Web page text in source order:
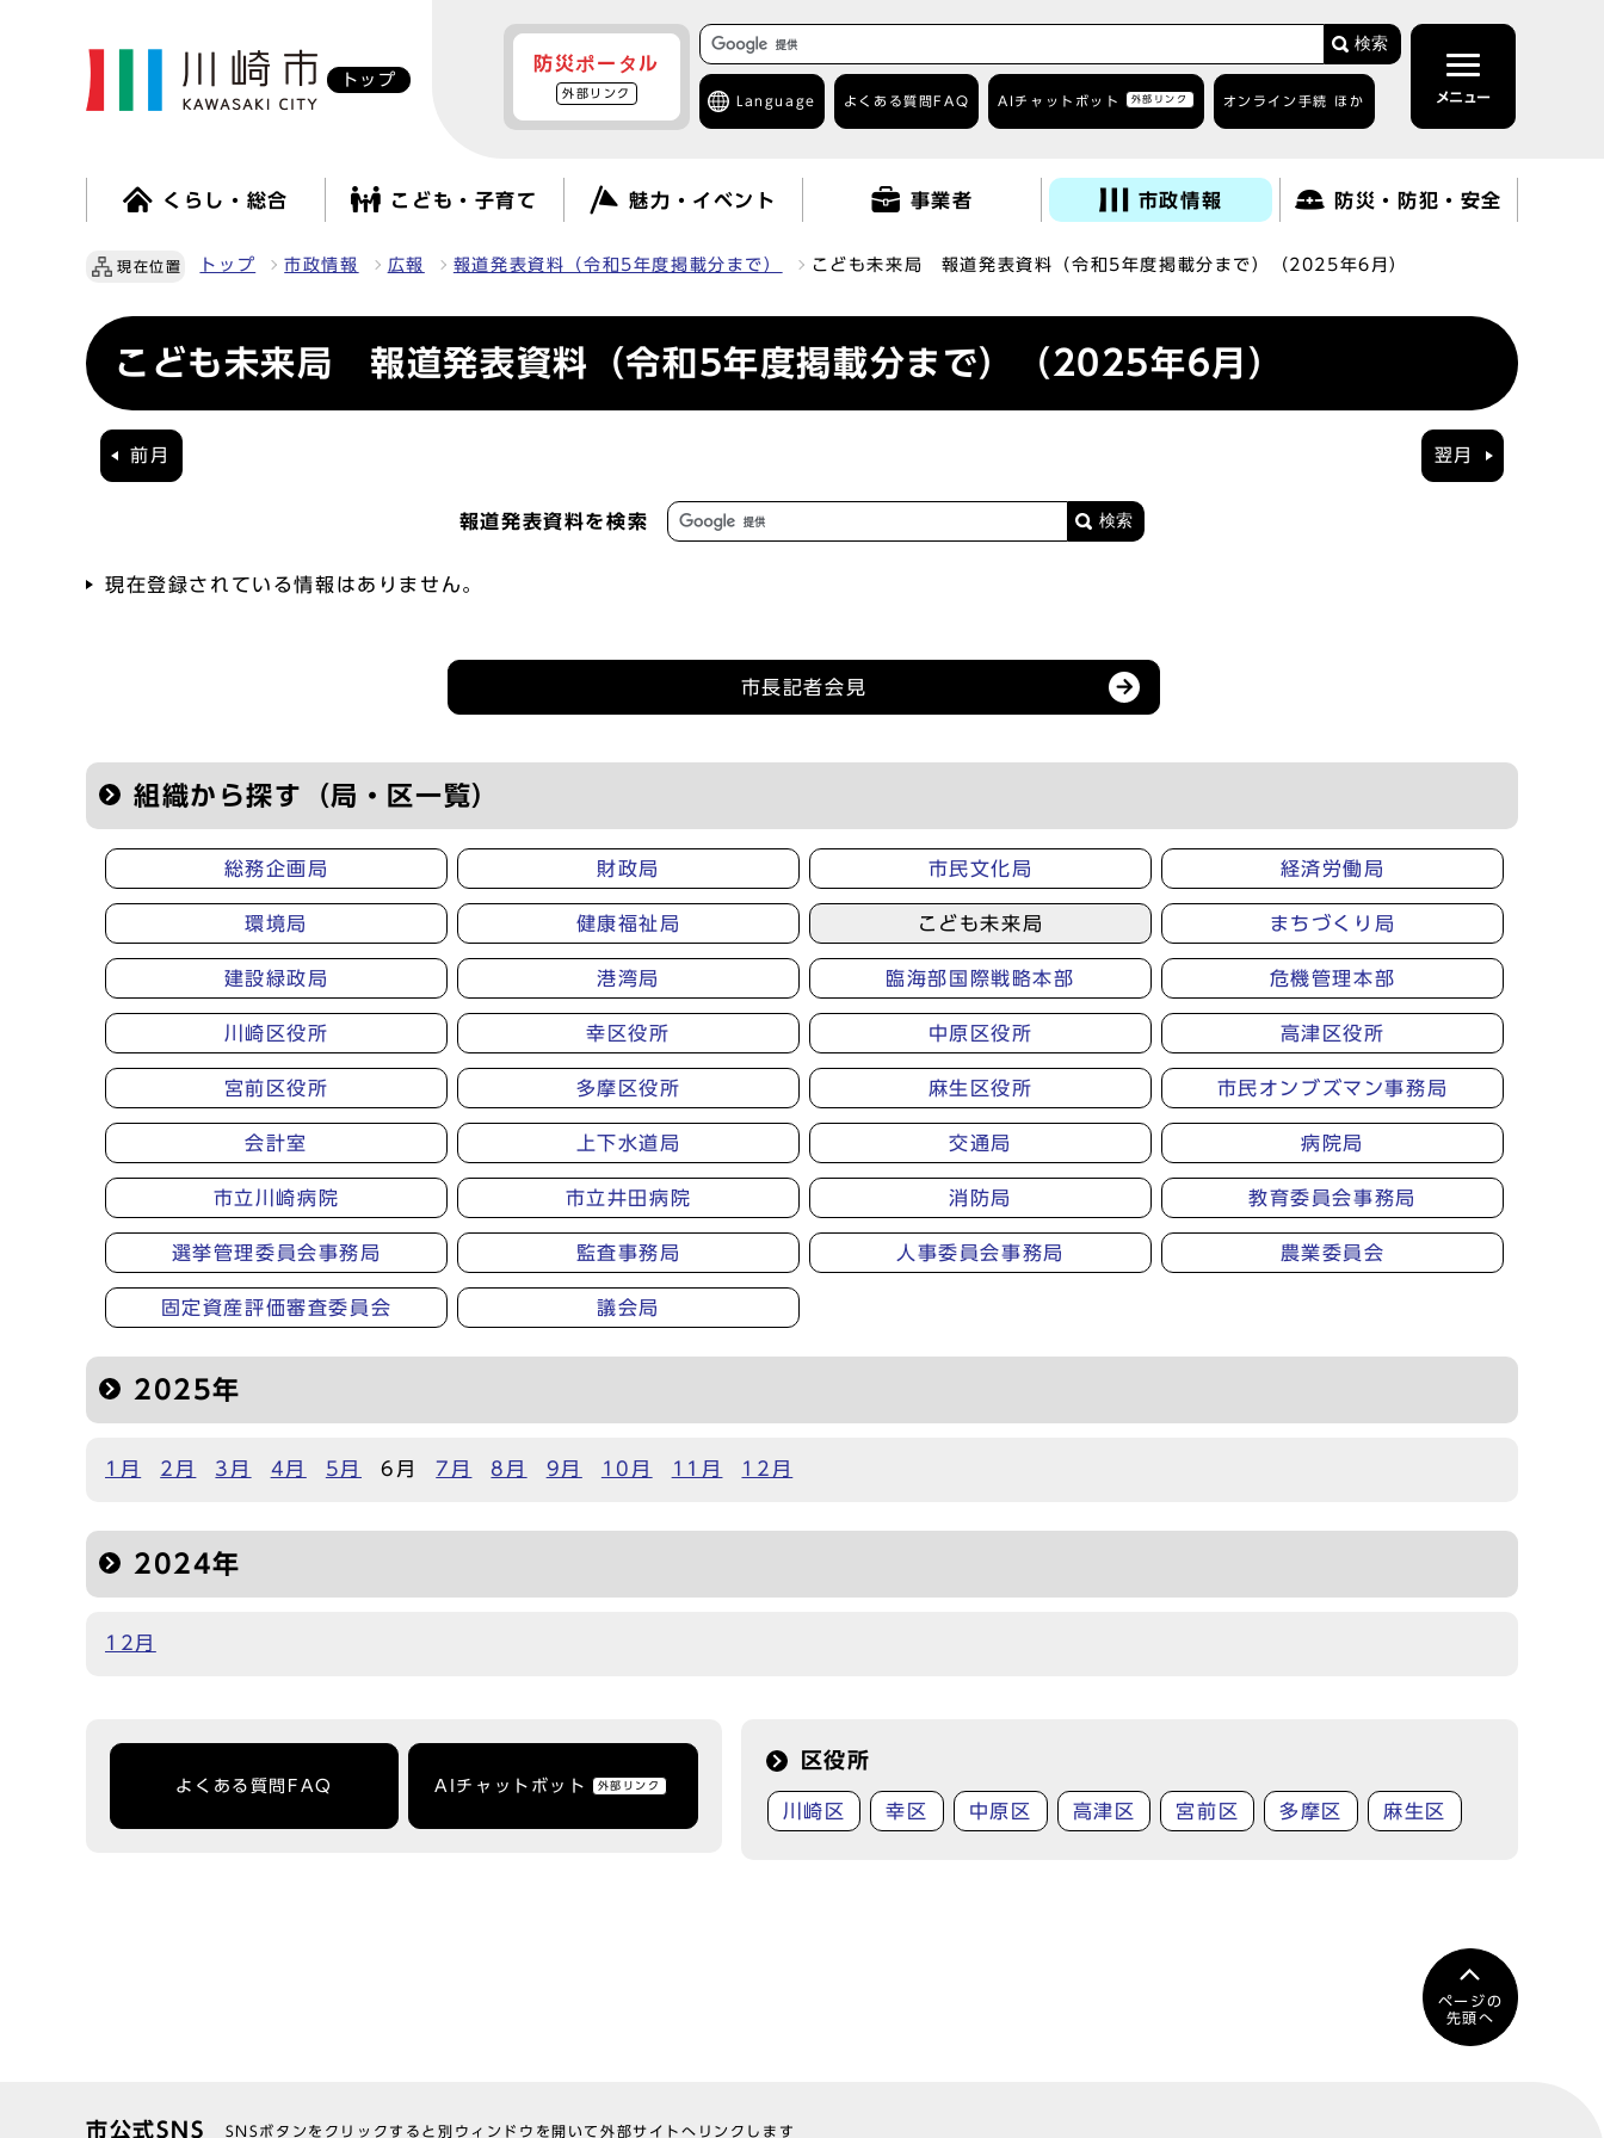
トップ
防災ポータル
外部リンク
検索
Language よくある質問 FAQ AIチャットボット 外部リンク オンライン手続 ほか メニュー
くらし・総合 こども・子育て 魅力・イベント 事業者 市政情報 防災・防犯・安全
現在位置 トップ 市政情報 広報 報道発表資料（令和5年度掲載分まで） こども未来局 報道発表資料（令和5年度掲載分まで）（2025年6月）
こども未来局 報道発表資料（令和5年度掲載分まで）（2025年6月）
前月 翌月
報道発表資料を検索
現在登録されている情報はありません。
市長記者会見
組織から探す（局・区一覧）
総務企画局 財政局 市民文化局 経済労働局
環境局 健康福祉局 こども未来局 まちづくり局
建設緑政局 港湾局 臨海部国際戦略本部 危機管理本部
川崎区役所 幸区役所 中原区役所 高津区役所
宮前区役所 多摩区役所 麻生区役所 市民オンブズマン事務局
会計室 上下水道局 交通局 病院局
市立川崎病院 市立井田病院 消防局 教育委員会事務局
選挙管理委員会事務局 監査事務局 人事委員会事務局 農業委員会
固定資産評価審査委員会 議会局
2025年
1月 2月 3月 4月 5月 6月 7月 8月 9月 10月 11月 12月
2024年
12月
よくある質問FAQ AIチャットボット 外部リンク
区役所
川崎区 幸区 中原区 高津区 宮前区 多摩区 麻生区
ページの
先頭へ
市公式SNS SNSボタンをクリックすると別ウィンドウを開いて外部サイトへリンクします